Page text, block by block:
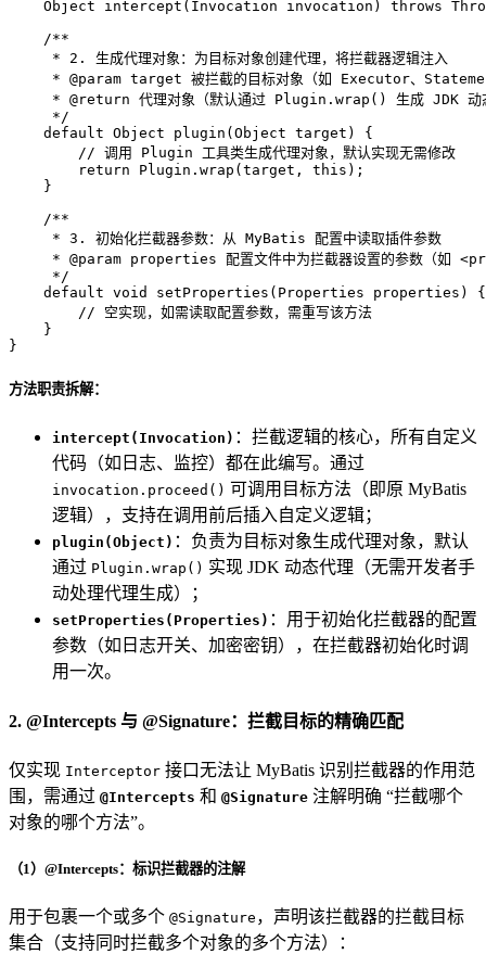
    Object
intercept (Invocation invocation) throws
/**
     * 2. 生成代理对象：为目标对象创建代理，将拦截器逻辑注入
     *
@param target 被拦截的目标对象（如 Executor、
     *
@return 代理对象（默认通过 Plugin.wrap() 生成 JDK 动
     */
default Object plugin (Object target)
{
// 调用 Plugin 工具类生成代理对象，默认实现无需修改
return Plugin.wrap(target, this );
    }
/**
     * 3. 初始化拦截器参数：从 MyBatis 配置中读取插件参数
     *
@param properties 配置文件中为拦截器设置的参数（
     */
default void setProperties (Properties properties)
{
// 空实现，如需读取配置参数，需重写该方法
    }
}
方法职责拆解：
intercept(Invocation) ：拦截逻辑的核心，所有自定义
代码（如日志、监控）都在此编写。通过
invocation.proceed() 可调用目标方法（即原 MyBatis
逻辑），支持在调用前后插入自定义逻辑；
plugin(Object) ：负责为目标对象生成代理对象，默认
通过 Plugin.wrap() 实现 JDK 动态代理（无需开发者手
动处理代理生成）；
setProperties(Properties) ：用于初始化拦截器的配置
参数（如日志开关、加密密钥），在拦截器初始化时调
用一次。
2. @Intercepts 与 @Signature：拦截目标的精确匹配
仅实现 Interceptor 接口无法让 MyBatis 识别拦截器的作用范
围，需通过 @Intercepts 和 @Signature 注解明确 “拦截哪个
对象的哪个方法”。
（1）@Intercepts：标识拦截器的注解
用于包裹一个或多个 @Signature ，声明该拦截器的拦截目标
集合（支持同时拦截多个对象的多个方法）：